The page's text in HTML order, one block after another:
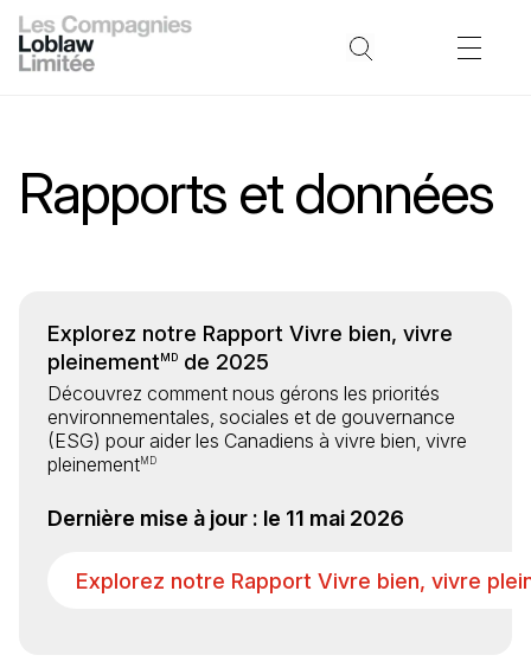
Rapports et données
Explorez notre Rapport Vivre bien, vivre
pleinementMD de 2025
Découvrez comment nous gérons les priorités
environnementales, sociales et de gouvernance
(ESG) pour aider les Canadiens à vivre bien, vivre
pleinementMD
Dernière mise à jour : le 11 mai 2026
Explorez notre Rapport Vivre bien, vivre